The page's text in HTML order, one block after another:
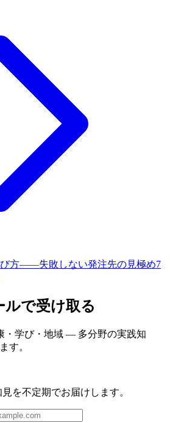
方——失敗しない発注先の見極め7
ルで受け取る
・学び・地域 — 多分野の実践知
す。
を不定期でお届けします。